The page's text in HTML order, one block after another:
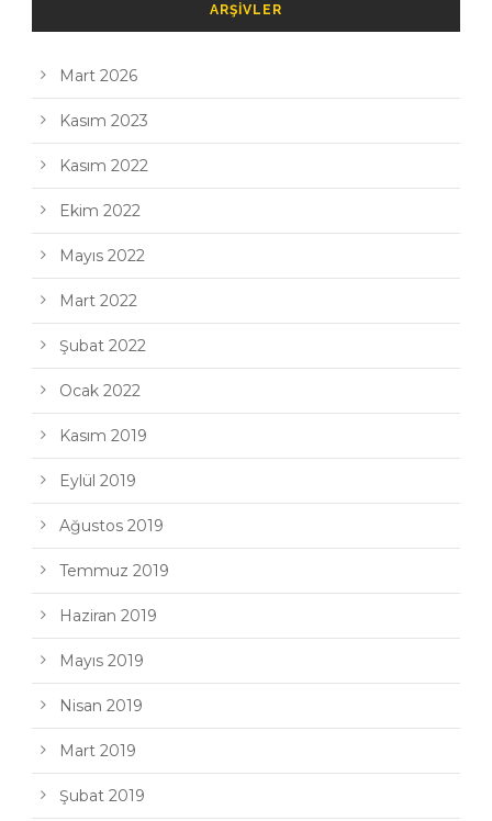
ARŞIVLER
Mart 2026
Kasım 2023
Kasım 2022
Ekim 2022
Mayıs 2022
Mart 2022
Şubat 2022
Ocak 2022
Kasım 2019
Eylül 2019
Ağustos 2019
Temmuz 2019
Haziran 2019
Mayıs 2019
Nisan 2019
Mart 2019
Şubat 2019